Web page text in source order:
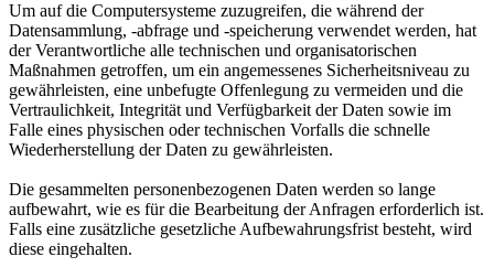
Um auf die Computersysteme zuzugreifen, die während der
Datensammlung, -abfrage und -speicherung verwendet werden, hat
der Verantwortliche alle technischen und organisatorischen
Maßnahmen getroffen, um ein angemessenes Sicherheitsniveau zu
gewährleisten, eine unbefugte Offenlegung zu vermeiden und die
Vertraulichkeit, Integrität und Verfügbarkeit der Daten sowie im
Falle eines physischen oder technischen Vorfalls die schnelle
Wiederherstellung der Daten zu gewährleisten.
Die gesammelten personenbezogenen Daten werden so lange
aufbewahrt, wie es für die Bearbeitung der Anfragen erforderlich ist.
Falls eine zusätzliche gesetzliche Aufbewahrungsfrist besteht, wird
diese eingehalten.